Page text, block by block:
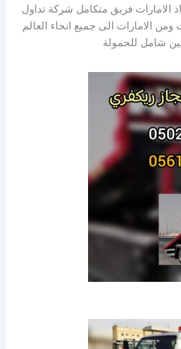
الامارات فريق متكامل شركة تداول
الامارات الى جميع انحاء العالم
شامل للحمولة